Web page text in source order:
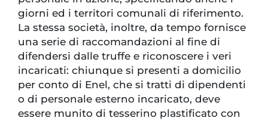
giorni ed i territori comunali di riferimento.
La stessa società, inoltre, da tempo fornisce
una serie di raccomandazioni al fine di
difendersi dalle truffe e riconoscere i veri
incaricati: chiunque si presenti a domicilio
per conto di Enel, che si tratti di dipendenti
o di personale esterno incaricato, deve
essere munito di tesserino plastificato con